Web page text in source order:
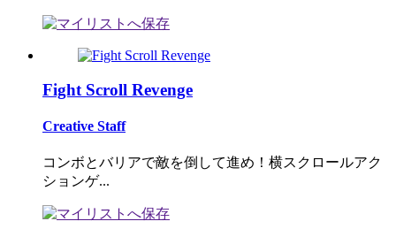
Fight Scroll Revenge
Creative Staff
コンボとバリアで敵を倒して進め！横スクロールアク
ションゲ...